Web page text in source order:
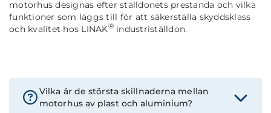
motorhus designas efter ställdonets prestanda och vilka
funktioner som läggs till för att säkerställa skyddsklass
och kvalitet hos LINAK®industriställdon.
Vilka är de största skillnaderna mellan
motorhus av plast och aluminium?